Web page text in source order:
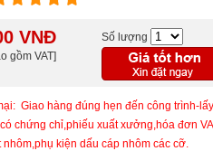
VNĐ
gồm VAT]
Số lượng
Giao hàng đúng hẹn đến công trình-lấy
chứng chỉ,phiếu xuất xưởng,hóa đơn
nhôm,phụ kiện dấu cáp nhôm các cỡ.